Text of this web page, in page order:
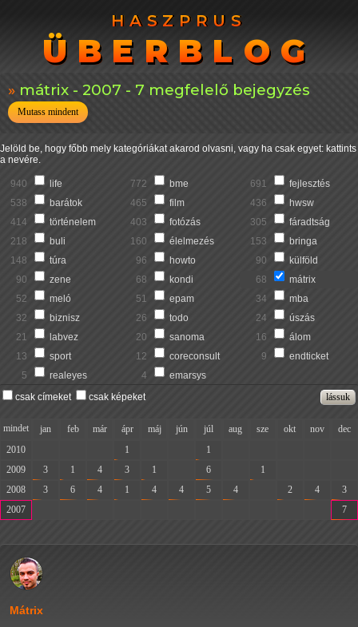
HASZPRUS
ÜBERBLOG
HASZPRUS
ÜBERBLOG
mátrix - 2007 - 7 megfelelő bejegyzés
Mutass mindent
Jelöld be, hogy főbb mely kategóriákat akarod olvasni, vagy ha csak egyet: kattints
a nevére.
940 life 772 bme 691
fejlesztés
538
barátok 465 film 436
hwsw
414
történelem 403 fotózás 305
fáradtság
218
buli 160 élelmezés 153
bringa
148
túra 96 howto 90
külföld
90
zene 68 kondi 68
mátrix
52
meló 51 epam 34
mba
32
biznisz 26 todo 24
úszás
21
labvez 20 sanoma 16
álom
13
sport 12 coreconsult 9
endticket
5
realeyes 4
emarsys
csak címeket
csak képeket
mindet jan feb már ápr máj jún júl aug sze okt nov
dec
2010
1 1
2009
3 1 4 3 1 6 1
2008
3 6 4 1 4 4 5 4 2 4
3
2007
7
Mátrix